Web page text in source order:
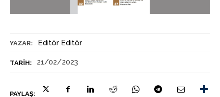
YAZAR: Editör Editör
TARIH: 21/02/2023
PAYLAŞ: